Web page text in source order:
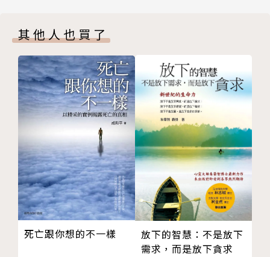
點在變化
‧愛是最強效的良藥：好好生活，也讓別人好好生活
‧你不是孤單一人：每個人都值得被愛、被接納
‧每件事都是你的老師：人生有無限可能，用成長心態
重新認識自我
‧你是來體驗生命的：自由揮灑能量，只待在原地就永
遠不知道答案
書中分享一個個啟發人心的診間故事，解答愛、生命、
家庭、朋友、工作、孤獨與死亡的人生困惑，提醒我們
生命的意義在開拓，不在固守。生活中確實有此一時的
煩惱，但也有彼一時的開悟，放下焦慮與執著，保持融
入周遭世界的熱情，不辜負時光，生命每個時期都是年
06 感覺卡住了
07 生命不斷在流動
08 動起來，人生就會好起來
09 總是想起那件丟臉的事
10 不重要的都放下
11 移除阻礙，重獲自由
12 尋找堤壩旁的細流
練習：5步驟學會放下
祕訣三 愛是最強效的良藥
13 愛能驅散恐懼
14 每個人都是有選擇的
15 好好愛自己
16 如何接納愛
其他人也買了
死亡跟你想的不一樣
放下的智慧：不是放下
需求，而是放下貪求